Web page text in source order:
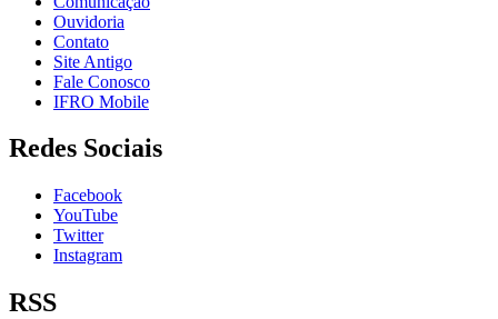
Ouvidoria
Contato
Site Antigo
Fale Conosco
IFRO Mobile
Redes Sociais
Facebook
YouTube
Twitter
Instagram
RSS